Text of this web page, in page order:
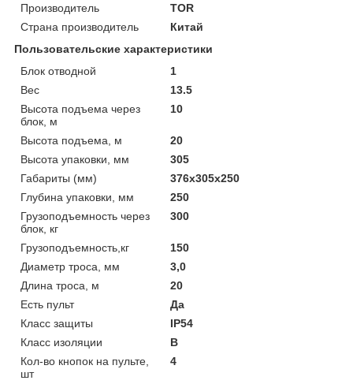
Производитель
TOR
Страна производитель
Китай
Пользовательские характеристики
Блок отводной
1
Вес
13.5
Высота подъема через
блок, м
10
Высота подъема, м
20
Высота упаковки, мм
305
Габариты (мм)
376х305х250
Глубина упаковки, мм
250
Грузоподъемность через
блок, кг
300
Грузоподъемность,кг
150
Диаметр троса, мм
3,0
Длина троса, м
20
Есть пульт
Да
Класс защиты
IP54
Класс изоляции
В
Кол-во кнопок на пульте,
шт
4